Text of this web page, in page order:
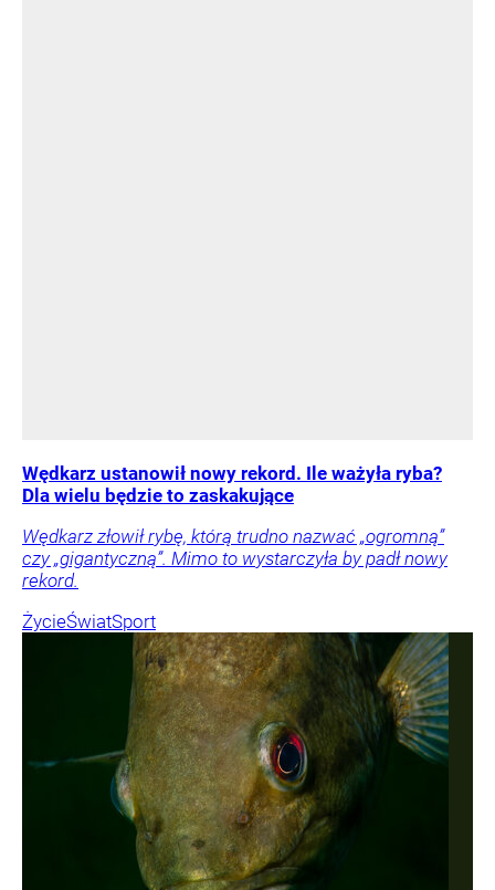
Wędkarz ustanowił nowy rekord. Ile ważyła ryba?
Dla wielu będzie to zaskakujące
Wędkarz złowił rybę, którą trudno nazwać „ogromną”
czy „gigantyczną”. Mimo to wystarczyła by padł nowy
rekord.
ŻycieŚwiatSport